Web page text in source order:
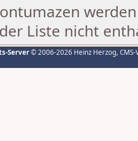
Liste nicht
Server© 2006-2026 Heinz Herzog,